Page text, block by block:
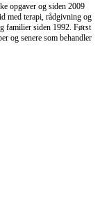
opgaver og siden 2009
med terapi, rådgivning og
familier siden 1992. Først
og senere som behandler